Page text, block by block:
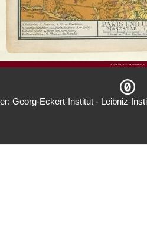
Georg-Eckert-Institut - Leibniz-